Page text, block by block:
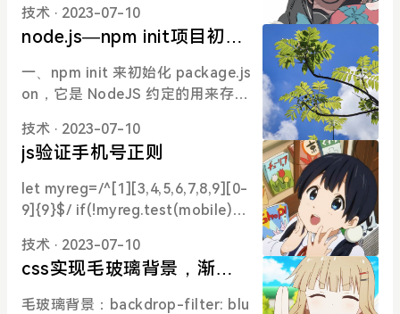
ckground-color: #1e293b; displ
ay: flex; justify-content: center;
s){ res.setHeader('Access-Contr
ol-Allow-Origin','*') //跨域处理 le
3}, {id:1,name:'李四',age:13}, {id:
2,name:'王五',age:42}, {id:3,nam
e:'刘能',age:55}, {id:4,name:'赵
四',age:34}, ] let result={ code:1,
esult)) }) app.listen(8000,functi
on(){ console.log('app is runing
at htt
技术 · 2023-07-10
node.js—npm init项目初始
一、npm init 来初始化 package.js
on，它是 NodeJS 约定的用来存放
二、安装模块，如expressnpm i e
xpress --save
技术 · 2023-07-10
js验证手机号正则
let myreg=/^[1][3,4,5,6,7,8,9][0-
9]{9}$/ if(!myreg.test(mobile)){
确') }
技术 · 2023-07-10
css实现毛玻璃背景，渐变
字
毛玻璃背景：backdrop-filter: blu